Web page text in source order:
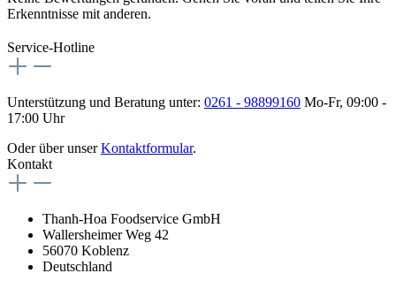
Erkenntnisse mit anderen.
Service-Hotline
Unterstützung und Beratung unter: 0261 - 98899160 Mo-Fr, 09:00 -
17:00 Uhr
Oder über unserKontaktformular.
Kontakt
Thanh-Hoa Foodservice GmbH
Wallersheimer Weg 42
56070 Koblenz
Deutschland